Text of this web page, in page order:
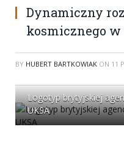
Dynamiczny
kosmicznego
BY HUBERT BARTKOWIAK ON 11
Logotyp brytyjskiej
UKSA